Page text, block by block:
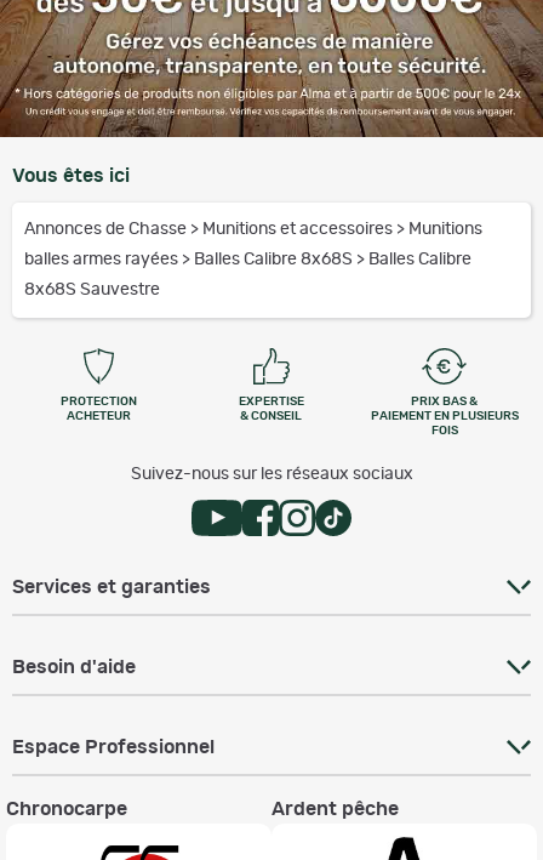
Vous êtes ici
Annonces de Chasse > Munitions et accessoires > Munitions
balles armes rayées > Balles Calibre 8x68S > Balles Calibre
8x68S Sauvestre
PROTECTION
ACHETEUR
EXPERTISE
& CONSEIL
PRIX BAS &
PAIEMENT EN PLUSIEURS
FOIS
Suivez-nous sur les réseaux sociaux
Services et garanties
Besoin d'aide
Espace Professionnel
Chronocarpe Ardent pêche